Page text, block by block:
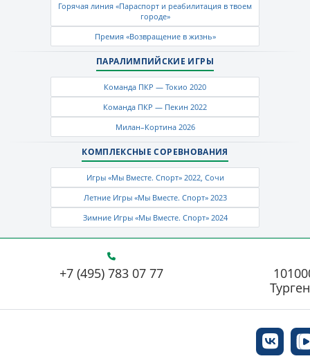
Горячая линия «Параспорт и реабилитация в твоем
городе»
Премия «Возвращение в жизнь»
ПАРАЛИМПИЙСКИЕ ИГРЫ
Команда ПКР — Токио 2020
Команда ПКР — Пекин 2022
Милан–Кортина 2026
КОМПЛЕКСНЫЕ СОРЕВНОВАНИЯ
Игры «Мы Вместе. Спорт» 2022, Сочи
Летние Игры «Мы Вместе. Спорт» 2023
Зимние Игры «Мы Вместе. Спорт» 2024
+7 (495) 783 07 77